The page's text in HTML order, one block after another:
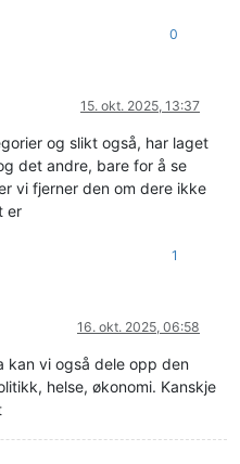
0
15. okt. 2025, 13:37
og slikt også, har laget
det andre, bare for å se
vi fjerner den om dere ikke
er
1
16. okt. 2025, 06:58
kan vi også dele opp den
helse, økonomi. Kanskje